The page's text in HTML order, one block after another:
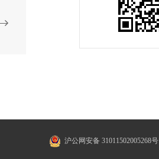
沪公网安备 31011502005268号